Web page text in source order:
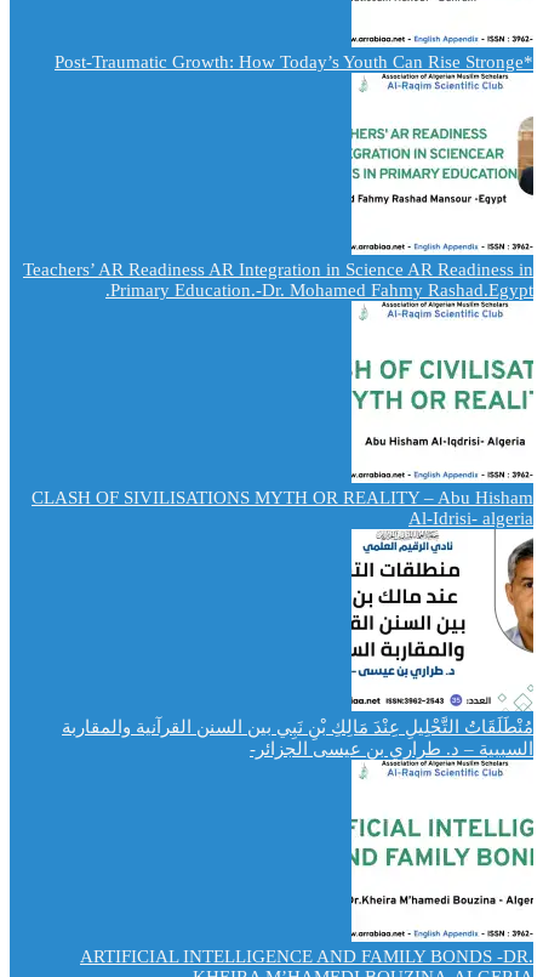
*Post-Traumatic Growth: How Today’s Youth Can Rise Stronge
Teachers’ AR Readiness AR Integration in Science AR Readiness in
Primary Education.-Dr. Mohamed Fahmy Rashad.Egypt.
CLASH OF SIVILISATIONS MYTH OR REALITY – Abu Hisham
Al-Idrisi- algeria
مُنْطَلَقَاتُ التَّحْلِيلِ عِنْدَ مَالِكِ بْنِ نَبِي بين السنن القرآنية والمقاربة
السببية – د. طراري بن عيسى الجزائر-
ARTIFICIAL INTELLIGENCE AND FAMILY BONDS -DR.